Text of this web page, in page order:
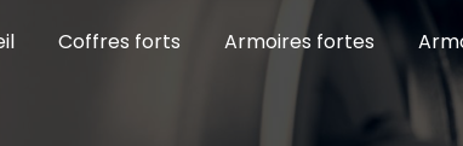
Coffres forts Armoires fortes